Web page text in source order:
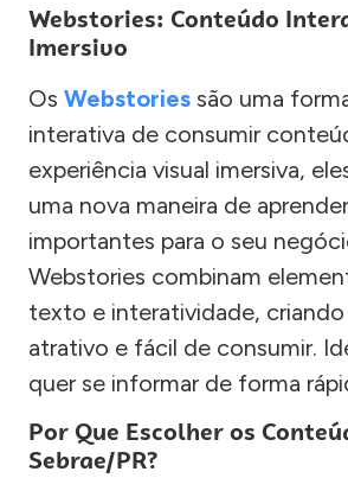
Webstories: Conteúdo
Imersivo
Os Webstories são uma
interativa de consumir
experiência visual imersiva,
uma nova maneira de
importantes para o seu
Webstories combinam
texto e interatividade,
atrativo e fácil de consumir.
quer se informar de forma
Por Que Escolher os
Sebrae/PR?